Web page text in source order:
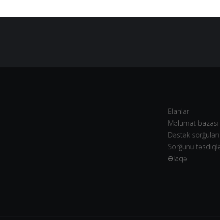
Elanlar
Məlumat bazası
Dəstək sorğuları
Sorğunu
Əlaqə